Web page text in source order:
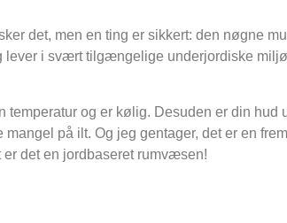
det, men en ting er sikkert: den nøgne
i svært tilgængelige underjordiske
og er kølig. Desuden er din hud
på ilt. Og jeg gentager, det er en
det en jordbaseret rumvæsen!